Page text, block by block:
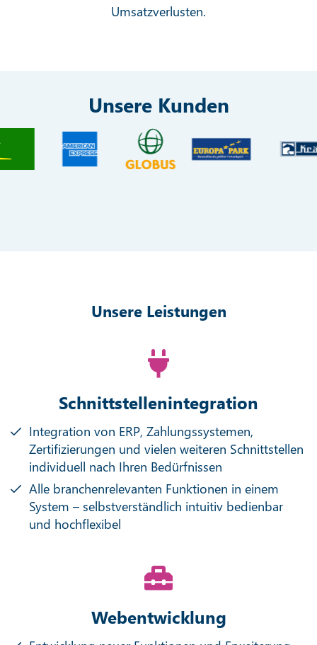
Umsatzverlusten.
Unsere Kunden
Unsere Leistungen
Schnittstellenintegration
Integration von ERP, Zahlungssystemen,
Zertifizierungen und vielen weiteren Schnittstellen
individuell nach Ihren Bedürfnissen
Alle branchenrelevanten Funktionen in einem
System – selbstverständlich intuitiv bedienbar
und hochflexibel
Webentwicklung